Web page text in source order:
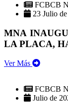
FCBCB
23 Julio
MNA
LA PLACA,
Ver Más
FCBCB
Julio de